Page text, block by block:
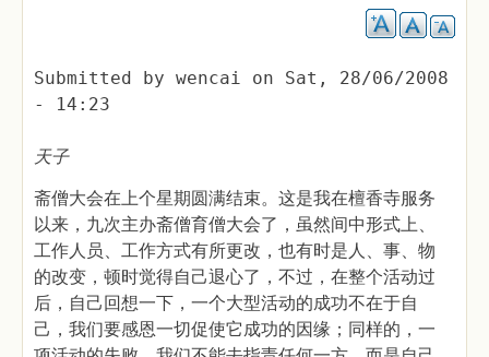
Submitted by wencai on Sat, 28/06/2008
- 14:23
天子
斋僧大会在上个星期圆满结束。这是我在檀香寺服务
以来，九次主办斋僧育僧大会了，虽然间中形式上、
工作人员、工作方式有所更改，也有时是人、事、物
的改变，顿时觉得自己退心了，不过，在整个活动过
后，自己回想一下，一个大型活动的成功不在于自
己，我们要感恩一切促使它成功的因缘；同样的，一